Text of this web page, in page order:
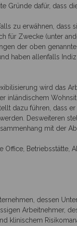
Gründe dafür, dass
zu erwähnen, dass
für Zwecke (unter
der oben
haben allenfalls
wird das
inländischem
dazu führen, dass
Desweiteren
mit der
Betriebsstätte,
dessen
Arbeitnehmer,
klinischem